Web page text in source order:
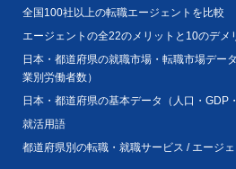
全国100社以上の転職エージェントを比較
エージェントの全22のメリットと10のデメ
日本・都道府県の就職市場・転職市場デー
業別労働者数）
日本・都道府県の基本データ（人口・GDP
就活用語
都道府県別の転職・就職サービス / エージェ